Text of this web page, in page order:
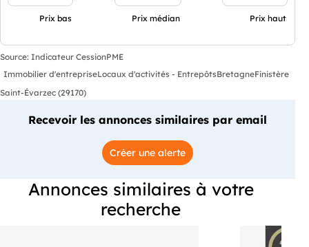
Prix bas Prix médian Prix haut
Source: Indicateur CessionPME
Immobilier d'entrepriseLocaux d'activités - EntrepôtsBretagneFinistère
Saint-Évarzec (29170)
Recevoir les annonces similaires par email
Créer une alerte
Annonces similaires à votre
recherche